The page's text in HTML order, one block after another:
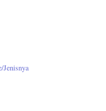
Jenisnya